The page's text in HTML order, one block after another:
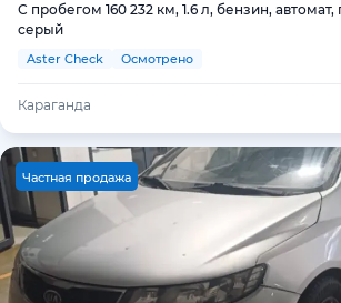
С пробегом 160 232 км, 1.6 л, бензин,
серый
Aster Check Осмотрено
Караганда
Частная продажа